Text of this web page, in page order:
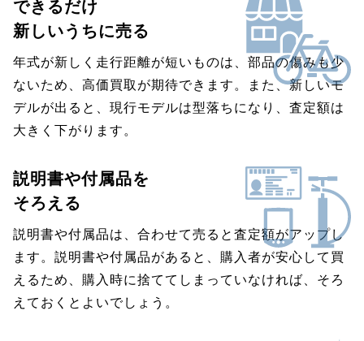
できるだけ
新しいうちに売る
年式が新しく走行距離が短いものは、部品の傷みも少
ないため、高価買取が期待できます。また、新しいモ
デルが出ると、現行モデルは型落ちになり、査定額は
大きく下がります。
説明書や付属品を
そろえる
説明書や付属品は、合わせて売ると査定額がアップし
ます。説明書や付属品があると、購入者が安心して買
えるため、購入時に捨ててしまっていなければ、そろ
えておくとよいでしょう。